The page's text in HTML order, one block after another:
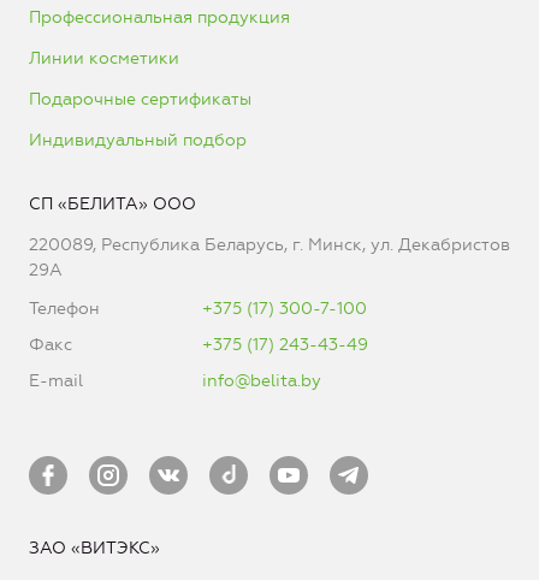
Профессиональная продукция
Линии косметики
Подарочные сертификаты
Индивидуальный подбор
СП «БЕЛИТА» ООО
220089, Республика Беларусь, г. Минск, ул. Декабристов
29А
Телефон
+375 (17) 300-7-100
Факс
+375 (17) 243-43-49
E-mail
info@belita.by
ЗАО «ВИТЭКС»